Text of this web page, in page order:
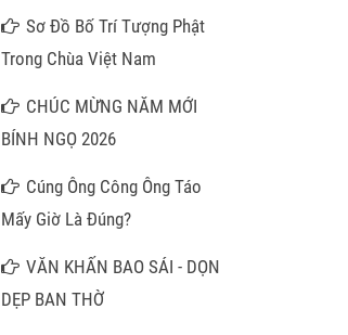
Sơ Đồ Bố Trí Tượng Phật
Trong Chùa Việt Nam
CHÚC MỪNG NĂM MỚI
BÍNH NGỌ 2026
Cúng Ông Công Ông Táo
Mấy Giờ Là Đúng?
VĂN KHẤN BAO SÁI - DỌN
DẸP BAN THỜ